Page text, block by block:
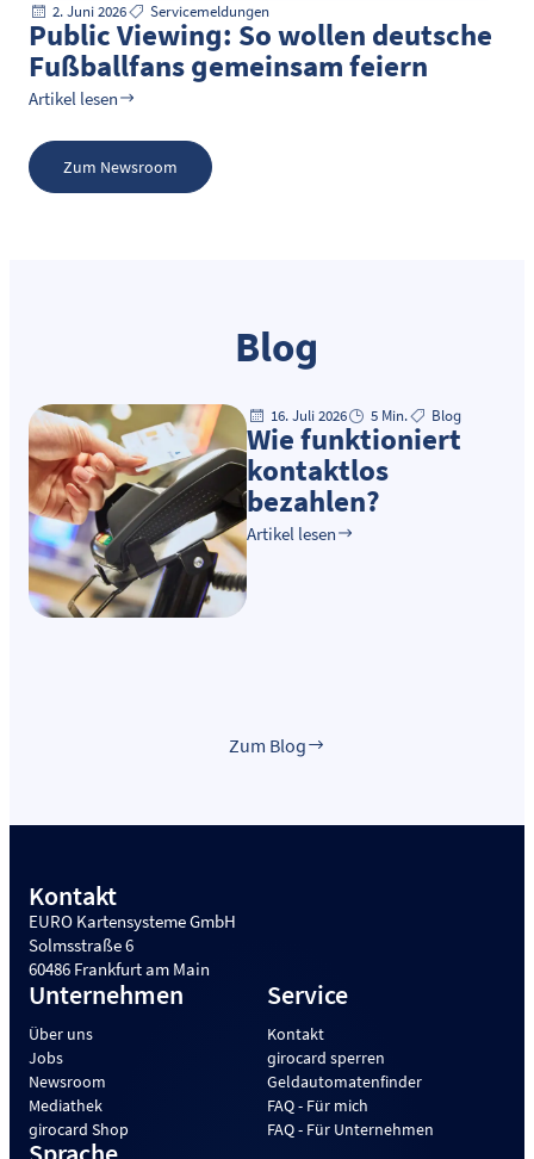
2. Juni 2026 Servicemeldungen
Public Viewing: So wollen deutsche
Fußballfans gemeinsam feiern
Artikel lesen
Zum Newsroom
Blog
16. Juli 2026 5 Min. Blog
Wie funktioniert
kontaktlos
bezahlen?
Artikel lesen
Zum Blog
Kontakt
EURO Kartensysteme GmbH
Solmsstraße 6
60486 Frankfurt am Main
Unternehmen
Über uns
Jobs
Newsroom
Mediathek
girocard Shop
Service
Kontakt
girocard sperren
Geldautomatenfinder
FAQ - Für mich
FAQ - Für Unternehmen